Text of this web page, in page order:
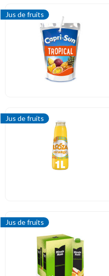
Jus de fruits
Jus de fruits
Jus de fruits